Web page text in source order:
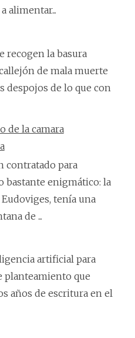
alimentar...
recogen la basura
de mala muerte
despojos de lo que con
de la camara
contratado para
bastante enigmático: la
tenía una
de ...
artificial para
planteamiento que
años de escritura en el